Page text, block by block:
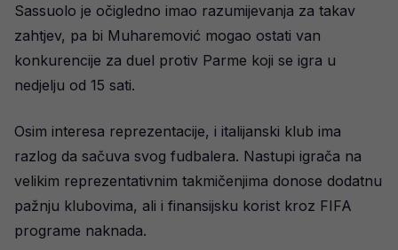
Sassuolo je očigledno imao razumijevanja za takav
zahtjev, pa bi Muharemović mogao ostati van
konkurencije za duel protiv Parme koji se igra u
nedjelju od 15 sati.
Osim interesa reprezentacije, i italijanski klub ima
razlog da sačuva svog fudbalera. Nastupi igrača na
velikim reprezentativnim takmičenjima donose dodatnu
pažnju klubovima, ali i finansijsku korist kroz FIFA
programe naknada.